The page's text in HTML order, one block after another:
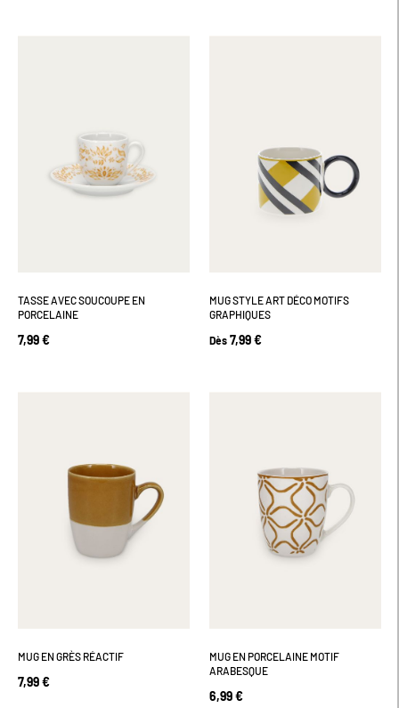
TASSE AVEC SOUCOUPE EN
PORCELAINE
7,99 €
MUG STYLE ART DÉCO MOTIFS
GRAPHIQUES
Dès 7,99 €
MUG EN GRÈS RÉACTIF
7,99 €
MUG EN PORCELAINE MOTIF
ARABESQUE
6,99 €